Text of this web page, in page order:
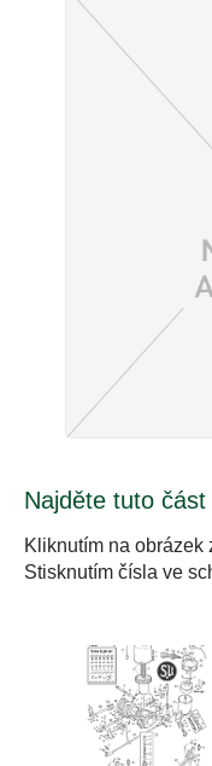
Najděte tuto
Kliknutím na obrázek
Stisknutím čísla ve